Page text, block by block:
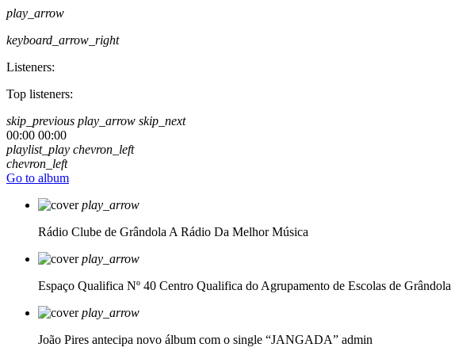
play_arrow
keyboard_arrow_right
Listeners:
Top listeners:
skip_previous play_arrow skip_next
00:00 00:00
playlist_play chevron_left
chevron_left
Go to album
play_arrow
Rádio Clube de Grândola A Rádio Da Melhor Música
play_arrow
Espaço Qualifica Nº 40 Centro Qualifica do Agrupamento de Escolas de Grândola
play_arrow
João Pires antecipa novo álbum com o single “JANGADA” admin